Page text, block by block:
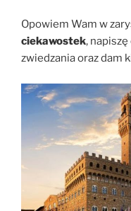
Opowiem Wam w
ciekawostek,
zwiedzania oraz dam